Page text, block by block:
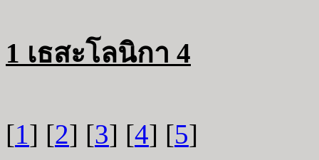
1 เธสะโลนิกา 4
[1] [2] [3] [4] [5]